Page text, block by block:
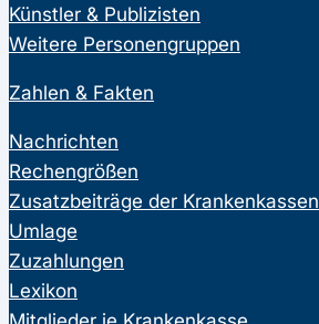
Künstler & Publizisten
Weitere Personengruppen
Zahlen & Fakten
Nachrichten
Rechengrößen
Zusatzbeiträge der Krankenkassen
Umlage
Zuzahlungen
Lexikon